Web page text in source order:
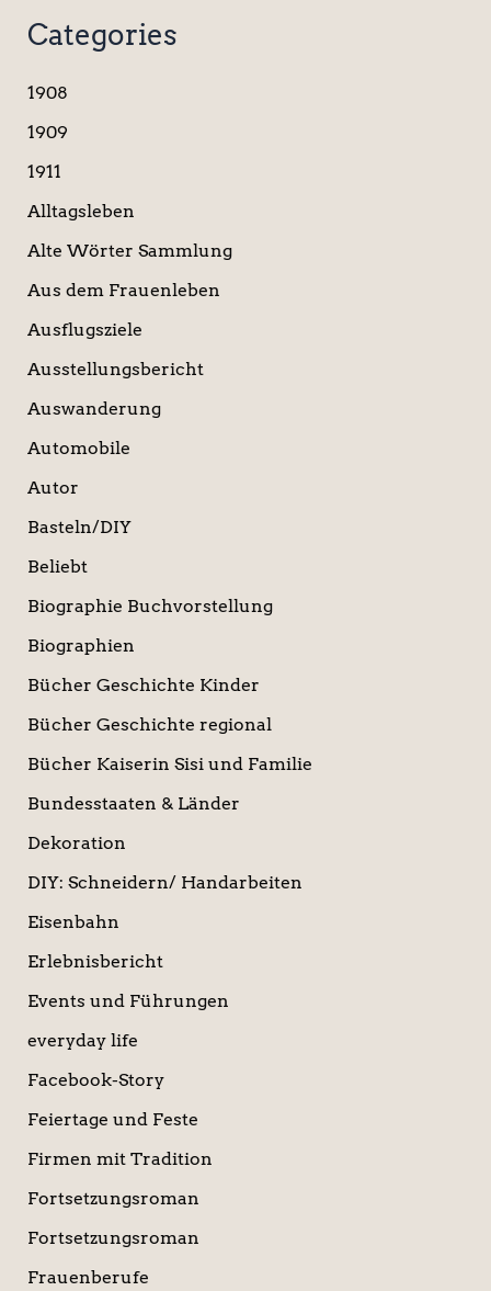
c
h
n
a
h
Categories
1908
1909
1911
Alltagsleben
Alte Wörter Sammlung
Aus dem Frauenleben
Ausflugsziele
Ausstellungsbericht
Auswanderung
Automobile
Autor
Basteln/DIY
Beliebt
Biographie Buchvorstellung
Biographien
Bücher Geschichte Kinder
Bücher Geschichte regional
Bücher Kaiserin Sisi und Familie
Bundesstaaten & Länder
Dekoration
DIY: Schneidern/ Handarbeiten
Eisenbahn
Erlebnisbericht
Events und Führungen
everyday life
Facebook-Story
Feiertage und Feste
Firmen mit Tradition
Fortsetzungsroman
Fortsetzungsroman
Frauenberufe